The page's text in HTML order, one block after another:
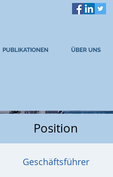
PUBLIKATIONEN ÜBER UNS
Position
Geschäftsführer